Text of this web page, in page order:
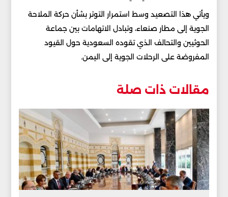
ويأتي هذا التصعيد وسط استمرار التوتر بشأن حركة الملاحة
الجوية إلى مطار صنعاء، وتبادل الاتهامات بين جماعة
الحوثيين والتحالف الذي تقوده السعودية حول القيود
المفروضة على الرحلات الجوية إلى اليمن.
مقالات ذات صلة